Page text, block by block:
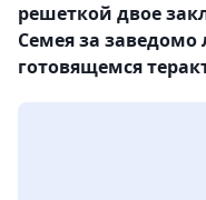
решеткой двое
Семея за
готовящемся